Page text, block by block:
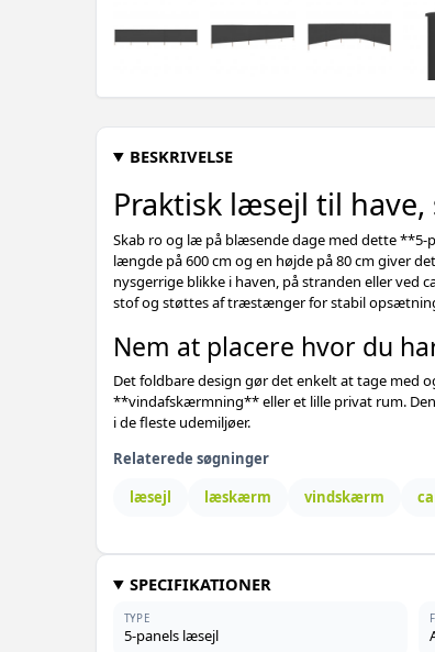
BESKRIVELSE
Praktisk læsejl til
Skab ro og læ på blæsende dage med dette
længde på 600 cm og en højde på 80 cm giver
nysgerrige blikke i haven, på stranden eller ved
stof og støttes af træstænger for stabil
Nem at placere hvor du
Det foldbare design gør det enkelt at tage med
**vindafskærmning** eller et lille privat rum.
i de fleste udemiljøer.
Relaterede søgninger
læsejl
læskærm vindskærm
SPECIFIKATIONER
TYPE
5-panels læsejl